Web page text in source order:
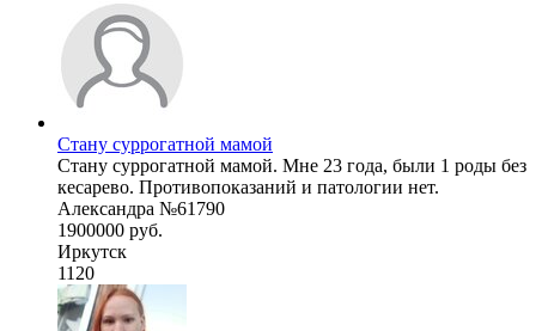
Стану суррогатной мамой
Стану суррогатной мамой. Мне 23 года, были 1 роды без
кесарево. Противопоказаний и патологии нет.
Александра №61790
1900000 руб.
Иркутск
1120